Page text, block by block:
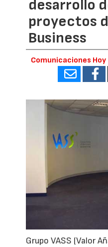
desarrollo
proyectos
Business
Comunicaciones Hoy
Grupo VASS (Valor